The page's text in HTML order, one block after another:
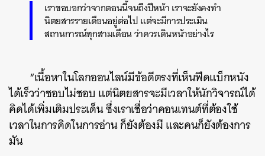
เราขอบอกว่าจากตอนนี้จนถึงปีหน้า เราจะยังคงทำ
นิตยสารรายเดือนอยู่ต่อไป แต่จะมีการประเมิน
สถานการณ์ทุกสามเดือน ว่าควรเดินหน้าอย่างไร
“เนื้อหาในโลกออนไลน์มีข้อดีตรงที่เห็นฟีดแบ็กหนัง
ได้เร็วว่าชอบไม่ชอบ แต่นิตยสารจะมีเวลาให้นักวิจารณ์ได้
คิดได้เพิ่มเติมประเด็น ซึ่งเราเชื่อว่าคอนเทนต์ที่ต้องใช้
เวลาในการคิดในการอ่าน ก็ยังต้องมี และคนก็ยังต้องการ
มัน